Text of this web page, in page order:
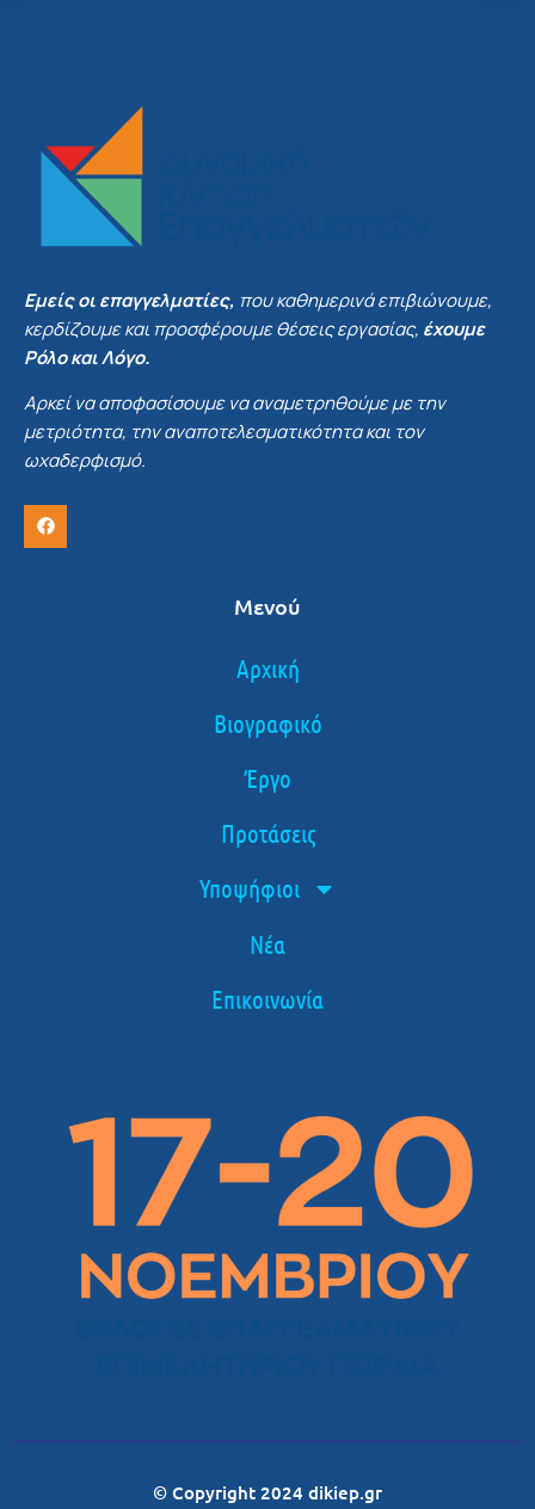
Εμείς οι επαγγελματίες, που καθημερινά επιβιώνουμε,
κερδίζουμε και προσφέρουμε θέσεις εργασίας, έχουμε
Ρόλο και Λόγο.
Αρκεί να αποφασίσουμε να αναμετρηθούμε με την
μετριότητα, την αναποτελεσματικότητα και τον
ωχαδερφισμό.
Μενού
Αρχική
Βιογραφικό
Έργο
Προτάσεις
Υποψήφιοι
Νέα
Επικοινωνία
© Copyright 2024 dikiep.gr